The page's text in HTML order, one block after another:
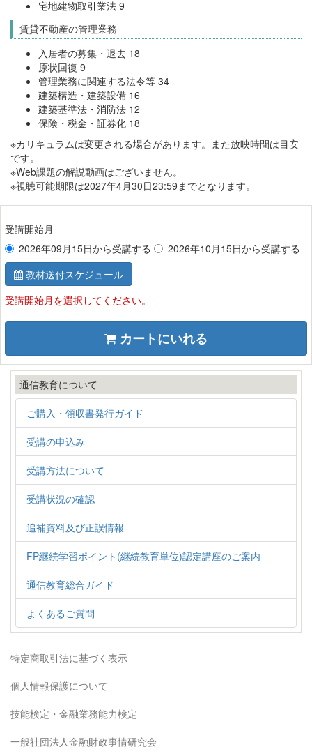
宅地建物取引業法 9
賃貸不動産の管理業務
入居者の募集・退去 18
原状回復 9
管理業務に関連する法令等 34
建築構造・建築設備 16
建築基準法・消防法 12
保険・税金・証券化 18
※カリキュラムは変更される場合があります。また放映時間は目安
です。
※Web課題の解説動画はございません。
※視聴可能期限は2027年4月30日23:59までとなります。
受講開始月
2026年09月15日から受講する
2026年10月15日から受講する
教材送付スケジュール
受講開始月を選択してください。
カートにいれる
通信教育について
ご購入・領収書発行ガイド
受講の申込み
受講方法について
受講状況の確認
追補資料及び正誤情報
FP継続学習ポイント(継続教育単位)認定講座のご案内
通信教育総合ガイド
よくあるご質問
特定商取引法に基づく表示
個人情報保護について
技能検定・金融業務能力検定
一般社団法人金融財政事情研究会